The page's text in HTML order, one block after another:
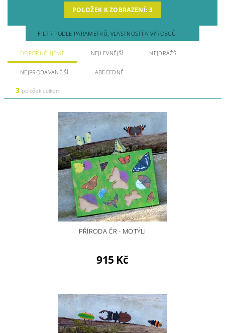
POLOŽEK K ZOBRAZENÍ: 3
FILTR PODLE PARAMETRŮ, VLASTNOSTÍ A VÝROBCŮ
DOPORUČUJEME NEJLEVNĚJŠÍ NEJDRAŽŠÍ
NEJPRODÁVANĚJŠÍ ABECEDNĚ
3 položek celkem
PŘÍRODA ČR - MOTÝLI
915 Kč